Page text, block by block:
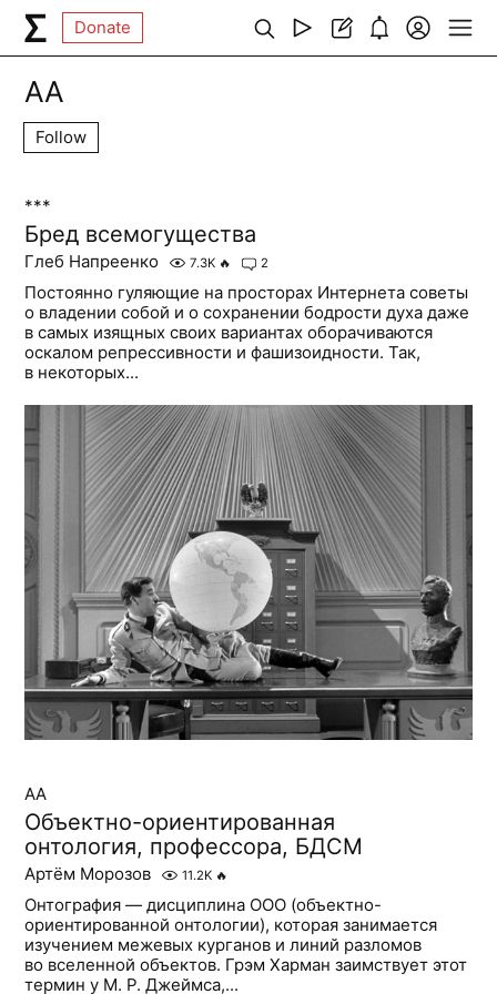
Donate
AA
Follow
***
Бред всемогущества
Глеб Напреенко 7.3K 🔥 2
Постоянно гуляющие на просторах Интернета советы
о владении собой и о сохранении бодрости духа даже
в самых изящных своих вариантах оборачиваются
оскалом репрессивности и фашизоидности. Так,
в некоторых...
AA
Объектно-ориентированная
онтология, профессора, БДСМ
Артём Морозов 11.2K 🔥
Онтография — дисциплина ООО (объектно-
ориентированной онтологии), которая занимается
изучением межевых курганов и линий разломов
во вселенной объектов. Грэм Харман заимствует этот
термин у М. Р. Джеймса,...